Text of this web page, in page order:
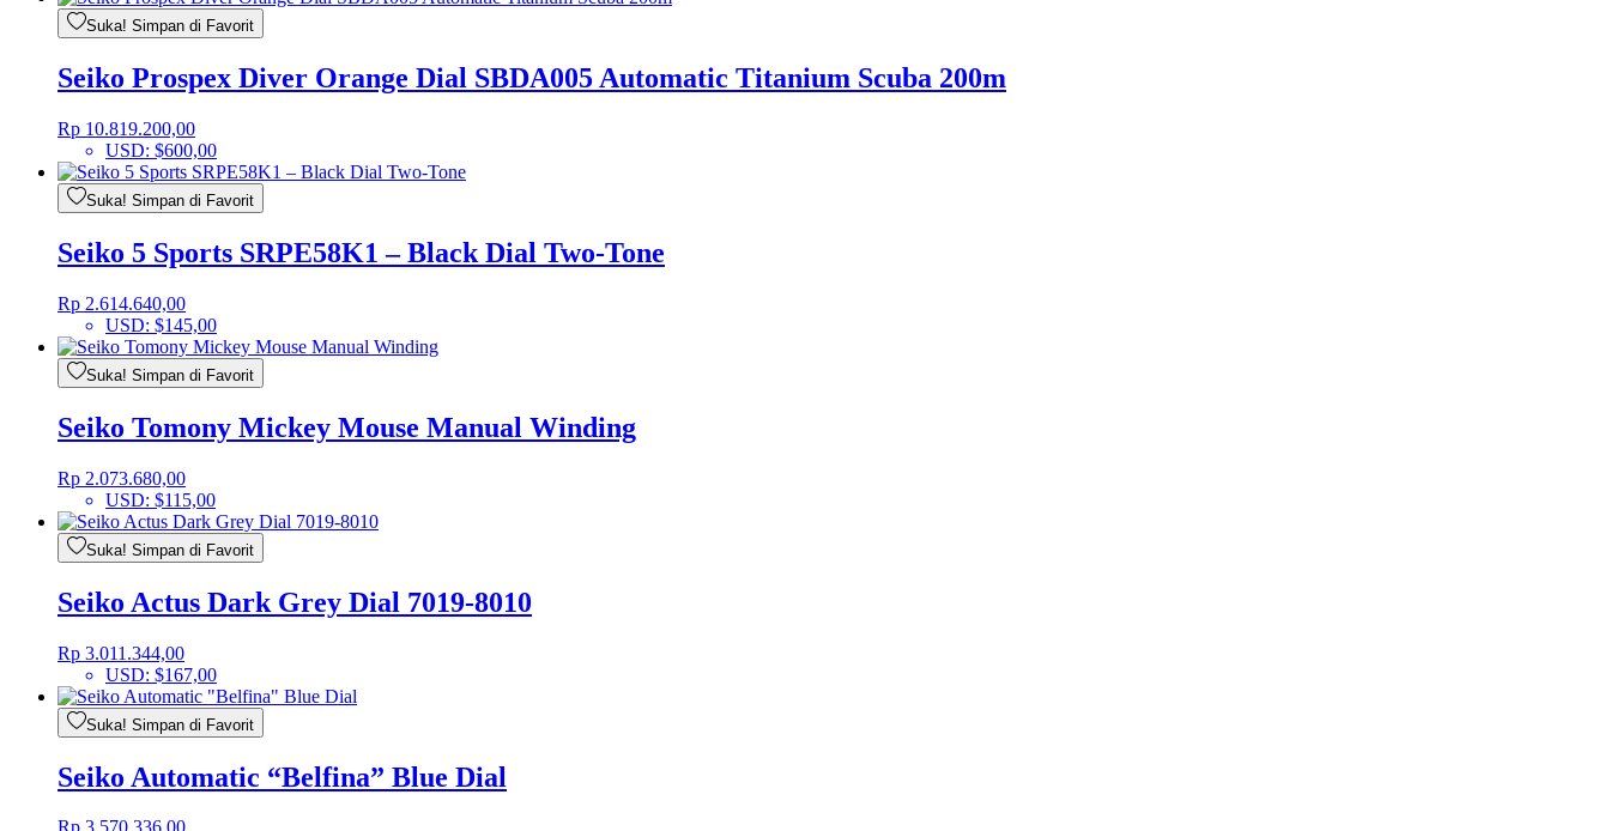
Suka! Simpan di Favorit
Seiko Prospex Diver Orange Dial SBDA005 Automatic Titanium Scuba 200m
Rp 10.819.200,00
USD: $600,00
Suka! Simpan di Favorit
Seiko 5 Sports SRPE58K1 – Black Dial Two-Tone
Rp 2.614.640,00
USD: $145,00
Suka! Simpan di Favorit
Seiko Tomony Mickey Mouse Manual Winding
Rp 2.073.680,00
USD: $115,00
Suka! Simpan di Favorit
Seiko Actus Dark Grey Dial 7019-8010
Rp 3.011.344,00
USD: $167,00
Suka! Simpan di Favorit
Seiko Automatic “Belfina” Blue Dial